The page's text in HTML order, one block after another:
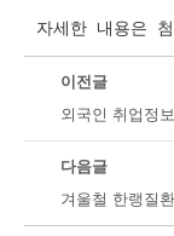
자세한 내용은
이전글
외국인 취업정
다음글
겨울철 한랭질